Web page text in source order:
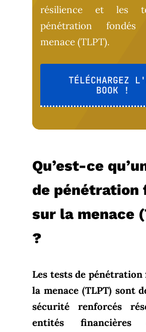
résilience et les
pénétration
menace (TLPT).
TÉLÉCHARGEZ
BOOK !
Qu’est-ce
de pénétration
sur la menace
?
Les tests de pénétration
la menace (TLPT) sont
sécurité renforcés
entités